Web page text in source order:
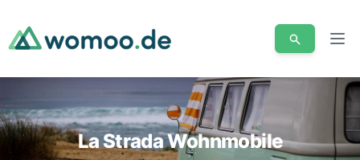
La Strada Wohnmobile